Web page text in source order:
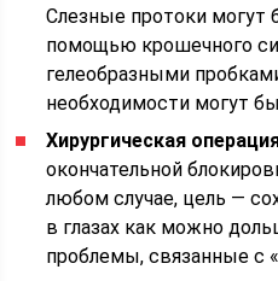
Слезные протоки могут
помощью крошечного
гелеобразными
необходимости могут
Хирургическая
окончательной
любом случае, цель —
в глазах как можно
проблемы, связанные с